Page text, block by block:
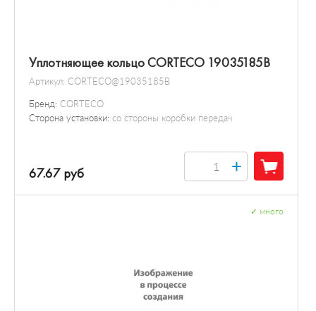
Уплотняющее кольцо CORTECO 19035185B
Артикул: CORTECO@19035185B
Бренд: CORTECO
Сторона установки: со стороны коробки передач
67.67 руб +
много